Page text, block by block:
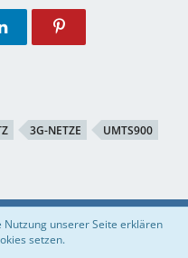
3G-NETZE
UMTS900
Impressum
Nutzung unserer Seite erklären
setzen.